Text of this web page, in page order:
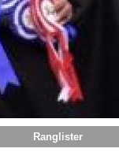
Ranglister